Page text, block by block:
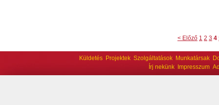
< Előző 1 2 3 4
Küldetés Projektek Szolgáltatások Munkatársak
Írj nekünk
Impresszum